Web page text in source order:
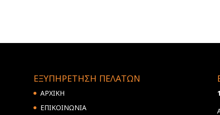
ΕΞΥΠΗΡΕΤΗΣΗ ΠΕΛΑΤΩΝ
ΑΡΧΙΚΗ
ΕΠΙΚΟΙΝΩΝΙΑ